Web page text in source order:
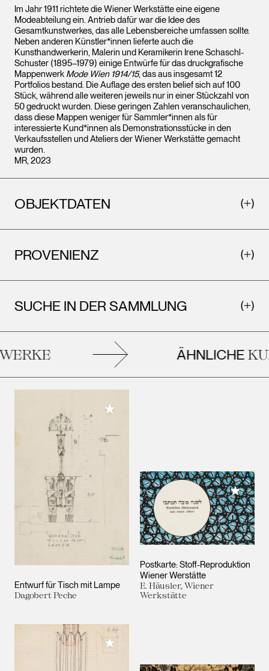
Im Jahr 1911 richtete die Wiener Werkstätte eine eigene
Modeabteilung ein. Antrieb dafür war die Idee des
Gesamtkunstwerkes, das alle Lebensbereiche umfassen sollte.
Neben anderen Künstler*innen lieferte auch die
Kunsthandwerkerin, Malerin und Keramikerin Irene Schaschl-
Schuster (1895–1979) einige Entwürfe für das druckgrafische
Mappenwerk Mode Wien 1914/15, das aus insgesamt 12
Portfolios bestand. Die Auflage des ersten belief sich auf 100
Stück, während alle weiteren jeweils nur in einer Stückzahl von
50 gedruckt wurden. Diese geringen Zahlen veranschaulichen,
dass diese Mappen weniger für Sammler*innen als für
interessierte Kund*innen als Demonstrationsstücke in den
Verkaufsstellen und Ateliers der Wiener Werkstätte gemacht
wurden.
MR, 2023
OBJEKTDATEN
PROVENIENZ
SUCHE IN DER SAMMLUNG
ÄHNLICHE
Entwurf für Tisch mit Lampe
Dagobert Peche
Meiner Sammlung hinzufügen
Postkarte: Stoff-Reproduktion
Wiener Werstätte
E. Häusler, Wiener
Werkstätte
Meiner
Meiner Sammlung hinzufügen